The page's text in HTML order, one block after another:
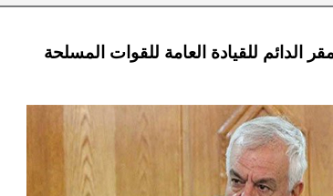
الدائم للقيادة العامة للقوات المسلحة